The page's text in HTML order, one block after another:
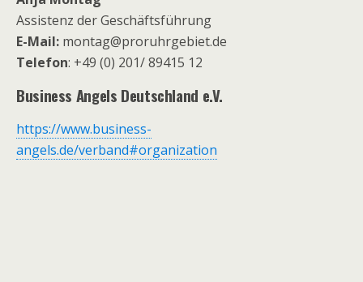
Assistenz der Geschäftsführung
E-Mail: montag@proruhrgebiet.de
Telefon: +49 (0) 201/ 89415 12
Business Angels Deutschland e.V.
https://www.business-
angels.de/verband#organization